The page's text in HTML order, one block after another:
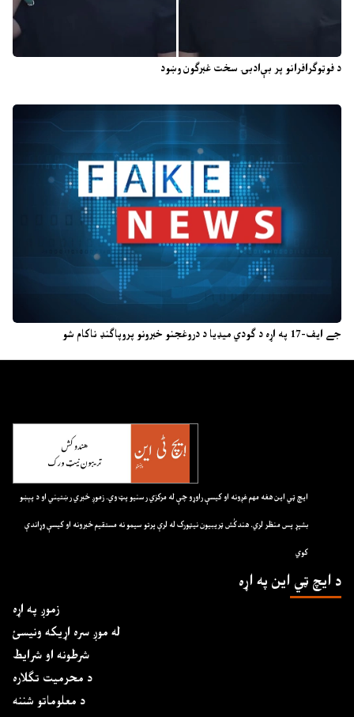
د فوټوګرافرانو پر بې‌ادبۍ سخت غبرګون وښود
جے ایف-17 په اړه د ګودي میډیا د دروغجنو خبرونو پروپاګنډ ناکام شو
ايچ ټي اين هغه مهم غږونه او کيسې راوړو چې له مرکزي رسنيو پټ وي. زموږ خبري رښتيني او د پېښو
بشپړ پس منظر لري. هندکُش ټريبيون نيټورک له لرې پرتو سيمو نه مستقيم خبرونه او کيسې وړاندې
کوي
د ايچ ټي اين په اړه
زموږ په اړه
له موږ سره اړیکه ونیسئ
شرطونه او شرایط
د محرمیت تګلاره
د معلوماتو شننه